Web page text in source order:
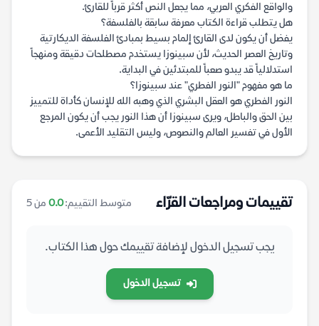
والواقع الفكري العربي، مما يجعل النص أكثر قرباً للقارئ.
هل يتطلب قراءة الكتاب معرفة سابقة بالفلسفة؟
يفضل أن يكون لدى القارئ إلمام بسيط بمبادئ الفلسفة الديكارتية
وتاريخ العصر الحديث، لأن سبينوزا يستخدم مصطلحات دقيقة ومنهجاً
استدلالياً قد يبدو صعباً للمبتدئين في البداية.
ما هو مفهوم "النور الفطري" عند سبينوزا؟
النور الفطري هو العقل البشري الذي وهبه الله للإنسان كأداة للتمييز
بين الحق والباطل، ويرى سبينوزا أن هذا النور يجب أن يكون المرجع
الأول في تفسير العالم والنصوص، وليس التقليد الأعمى.
تقييمات ومراجعات القرّاء متوسط التقييم:0.0 من 5
يجب تسجيل الدخول لإضافة تقييمك حول هذا الكتاب.
تسجيل الدخول